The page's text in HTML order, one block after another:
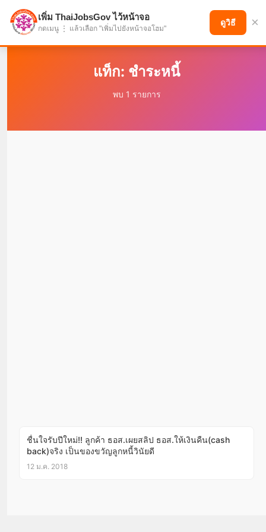
แบ่งปันโอกาส เพื่ออนาคตที่ก้าวหน้า
แท็ก: ชำระหนี้
พบ 1 รายการ
ชื่นใจรับปีใหม่!! ลูกค้า ธอส.เผยสลิป ธอส.ให้เงินคืน(cash
back)จริง เป็นของขวัญลูกหนี้วินัยดี
12 ม.ค. 2018
เพิ่ม ThaiJobsGov ไว้หน้าจอ
กดเมนู ⋮ แล้วเลือก "เพิ่มไปยังหน้าจอโฮม"
ดูวิธี ×